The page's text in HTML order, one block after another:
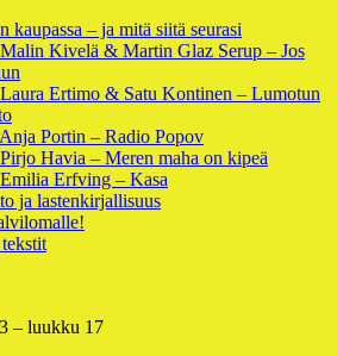
kaupassa – ja mitä siitä seurasi
Kivelä & Martin Glaz Serup – Jos
Ertimo & Satu Kontinen – Lumotun
Portin – Radio Popov
Havia – Meren maha on kipeä
Erfving – Kasa
ja lastenkirjallisuus
– luukku 17